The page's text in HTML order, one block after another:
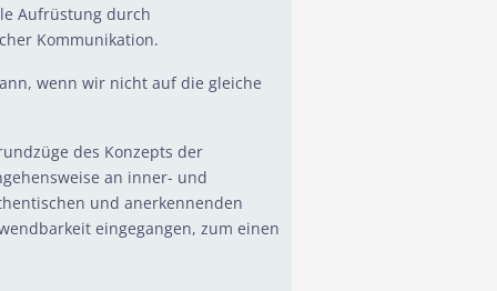
Aufrüstung durch
Kommunikation.
wenn wir nicht auf die gleiche
des Konzepts der
an inner- und
und anerkennenden
eingegangen, zum einen